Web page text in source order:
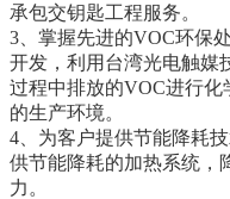
承包交钥匙工程服务。
3、掌握先进的VOC环保
开发，利用台湾光电触媒
过程中排放的VOC进行
的生产环境。
4、为客户提供节能降耗
供节能降耗的加热系统，
力。